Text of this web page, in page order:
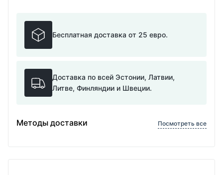
Бесплатная доставка от 25 евро.
Доставка по всей Эстонии, Латвии,
Литве, Финляндии и Швеции.
Методы доставки Посмотреть все